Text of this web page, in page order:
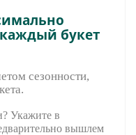
букет
сезонности,
Укажите в
вышлем